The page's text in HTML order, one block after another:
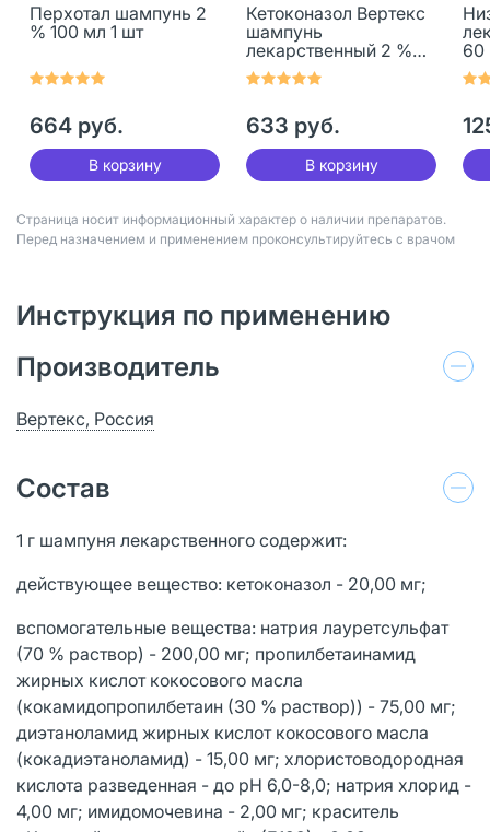
Перхотал шампунь 2
% 100 мл 1 шт
664 руб.
В корзину
Кетоконазол Вертекс
шампунь
лекарственный 2 %
150 г 1 шт
633 руб.
В корзину
60
Страница носит информационный характер о наличии препаратов.
Перед назначением и применением проконсультируйтесь с врачом
Инструкция по применению
Производитель
Вертекс, Россия
Состав
1 г шампуня лекарственного содержит:
действующее вещество: кетоконазол - 20,00 мг;
вспомогательные вещества: натрия лауретсульфат
(70 % раствор) - 200,00 мг; пропилбетаинамид
жирных кислот кокосового масла
(кокамидопропилбетаин (30 % раствор)) - 75,00 мг;
диэтаноламид жирных кислот кокосового масла
(кокадиэтаноламид) - 15,00 мг; хлористоводородная
кислота разведенная - до рН 6,0-8,0; натрия хлорид -
4,00 мг; имидомочевина - 2,00 мг; краситель